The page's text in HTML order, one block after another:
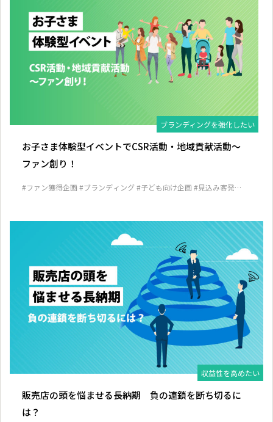
ブランディングを強化したい
お子さま体験型イベントでCSR活動・地域貢献活動～
ファン創り！
#ファン獲得企画 #ブランディング #子ども向け企画 #見込み客発掘
収益性を高めたい
販売店の頭を悩ませる長納期 負の連鎖を断ち切るに
は？